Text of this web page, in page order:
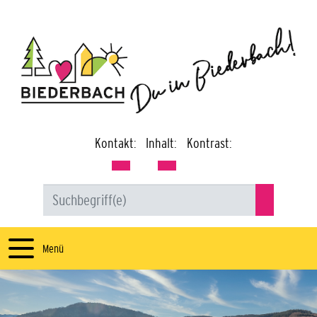
Kontakt: Inhalt: Kontrast:
Menü